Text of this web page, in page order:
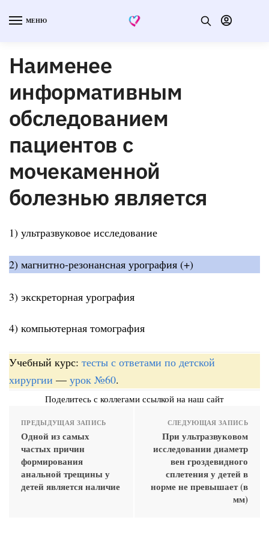
МЕНЮ
Наименее
информативным
обследованием
пациентов с
мочекаменной
болезнью является
1) ультразвуковое исследование
2) магнитно-резонансная урография (+)
3) экскреторная урография
4) компьютерная томография
Учебный курс: тесты с ответами по детской
хирургии — урок №60.
Поделитесь с коллегами ссылкой на наш сайт
ПРЕДЫДУЩАЯ ЗАПИСЬ
Одной из самых
частых причин
формирования
анальной трещины у
детей является наличие
СЛЕДУЮЩАЯ ЗАПИСЬ
При ультразвуковом
исследовании диаметр
вен гроздевидного
сплетения у детей в
норме не превышает (в
мм)